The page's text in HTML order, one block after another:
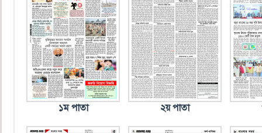
১ম পাতা ২য় পাতা